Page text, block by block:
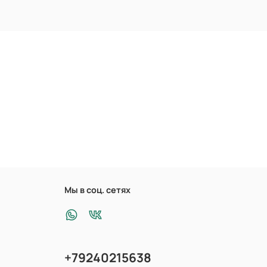
Мы в соц. сетях
+79240215638